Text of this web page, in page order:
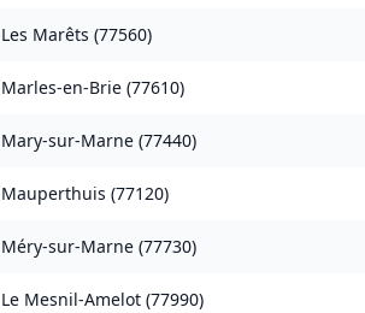
Les Marêts (77560)
Marles-en-Brie (77610)
Mary-sur-Marne (77440)
Mauperthuis (77120)
Méry-sur-Marne (77730)
Le Mesnil-Amelot (77990)